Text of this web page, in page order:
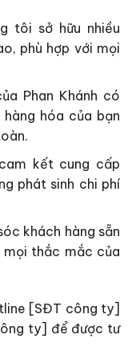
tôi sở hữu nhiều
phù hợp với mọi
Phan Khánh có
hóa của bạn
kết cung cấp
phát sinh chi phí
khách hàng sẵn
thắc mắc của
[SĐT công ty]
ty] để được tư